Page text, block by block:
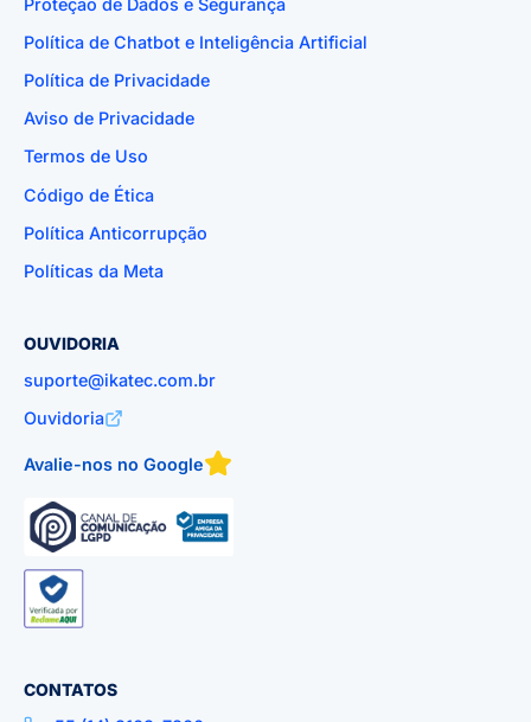
Política de Chatbot e Inteligência Artificial
Política de Privacidade
Aviso de Privacidade
Termos de Uso
Código de Ética
Política Anticorrupção
Políticas da Meta
OUVIDORIA
suporte@ikatec.com.br
Ouvidoria
Avalie-nos no Google
CONTATOS